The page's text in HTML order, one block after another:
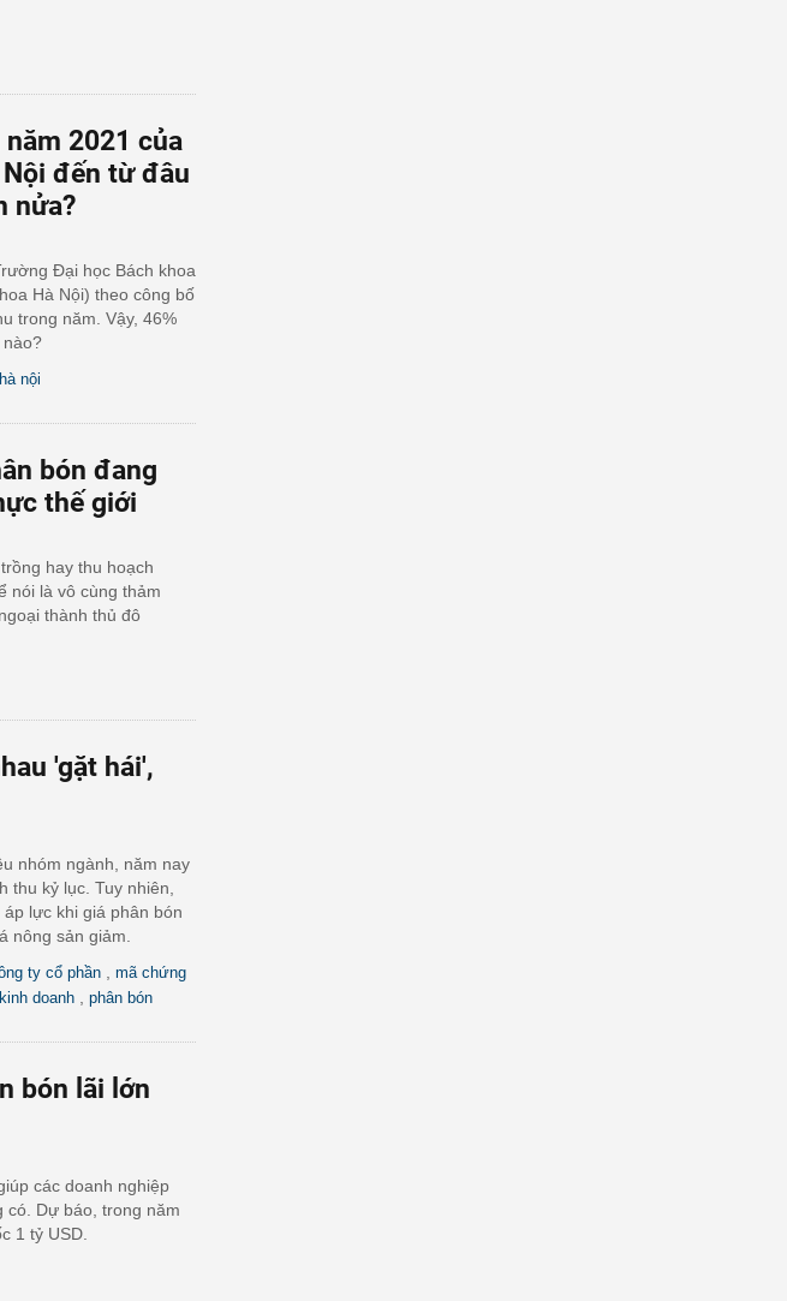
2021 của
đến từ đâu
nửa?
Đại học Bách khoa
Hà Nội) theo công bố
trong năm. Vậy, 46%
nội
bón đang
thế giới
hay thu hoạch
nói là vô cùng thảm
thành thủ đô
'gặt hái',
nhóm ngành, năm nay
thu kỷ lục. Tuy nhiên,
lực khi giá phân bón
nông sản giảm.
ty cổ phần
mã chứng
doanh phân bón
bón lãi lớn
các doanh nghiệp
có. Dự báo, trong năm
1 tỷ USD.